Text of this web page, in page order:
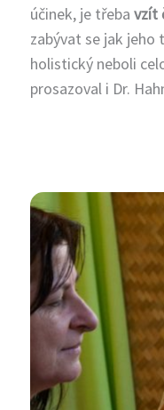
účinek, je třeba vzít
zabývat se jak
holistický neboli
prosazoval i Dr.